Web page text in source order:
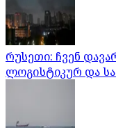
რუსეთი: ჩვენ
ლოგისტიკურ და